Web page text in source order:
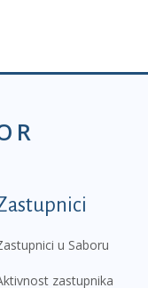
u Saboru
zastupnika